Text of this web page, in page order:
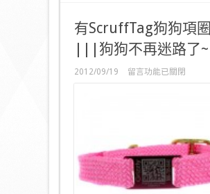
有ScruffTag狗狗項圈
|||狗狗不再迷路了~
2012/09/19
在
|||
狗
狗
不
留言功能已關閉